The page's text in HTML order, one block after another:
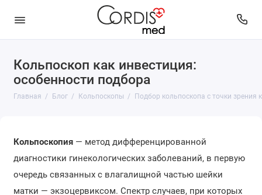
Кольпоскоп как инвестиция:
особенности подбора
Главная Блог Кольпоскопы Подбор кольпоскопа с точки зрения
Кольпоскопия— метод дифференцированной
диагностики гинекологических заболеваний, в первую
очередь связанных с влагалищной частью шейки
матки — экзоцервиксом. Спектр случаев, при которых